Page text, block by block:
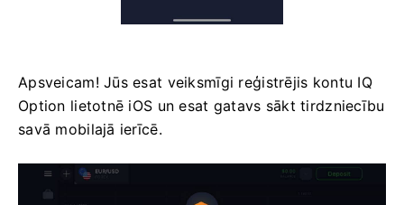
Apsveicam! Jūs esat veiksmīgi reģistrējis kontu IQ
Option lietotnē iOS un esat gatavs sākt tirdzniecību
savā mobilajā ierīcē.